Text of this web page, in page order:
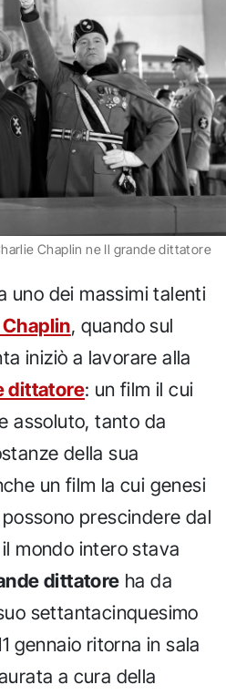
Chaplin ne Il grande dittatore
uno dei massimi talenti
, quando sul
iniziò a lavorare alla
dittatore: un film il cui
assoluto, tanto da
della sua
un film la cui genesi
prescindere dal
mondo intero stava
dittatore ha da
settantacinquesimo
gennaio ritorna in sala
a cura della